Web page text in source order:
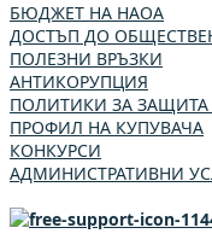
БЮДЖЕТ НА НАОА
ДОСТЪП ДО
ПОЛЕЗНИ ВРЪЗКИ
АНТИКОРУПЦИЯ
ПОЛИТИКИ ЗА
ПРОФИЛ НА КУПУВАЧА
КОНКУРСИ
АДМИНИСТРАТИВНИ